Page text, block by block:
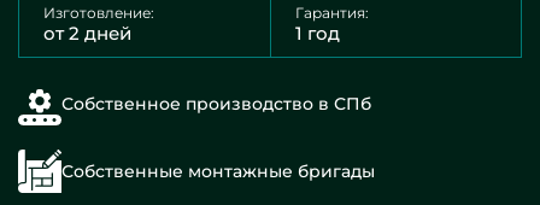
Изготовление:
от 2 дней
Гарантия:
1 год
Собственное производство в СПб
Собственные монтажные бригады